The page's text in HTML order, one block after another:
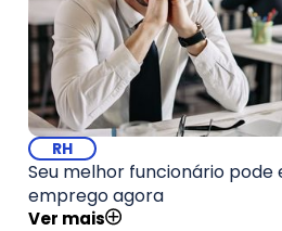
RH
Seu melhor funcionário
emprego agora
Ver mais